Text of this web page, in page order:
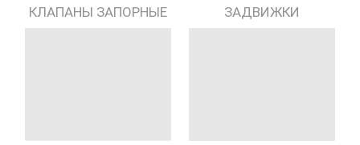
КЛАПАНЫ ЗАПОРНЫЕ ЗАДВИЖКИ